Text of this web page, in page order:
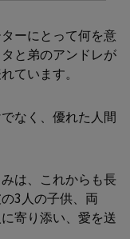
ーにとって何を意
と弟のアンドレが
ています。
なく、優れた人間
は、これからも長
3人の子供、両
寄り添い、愛を送